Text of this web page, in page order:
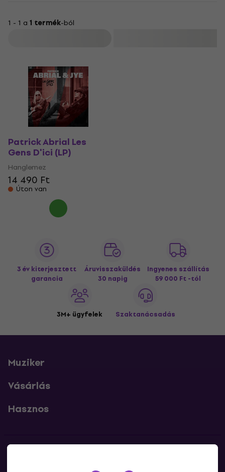
1 - 1 a 1 termék-ból
Patrick Abrial Les
Gens D'ici (LP)
Hanglemez
14 490 Ft
Úton van
3 év kiterjesztett
garancia
Áruvisszaküldés
30 napig
Ingyenes szállítás
59 000 Ft -tól
3M+ ügyfelek Szaktanácsadás
Muziker
Vásárlás
Hasznos